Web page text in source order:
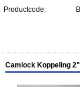
Productcode:
Camlock Koppeling